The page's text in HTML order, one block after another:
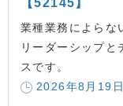
【52145】
業種業務によらな
リーダーシップと
スです。
2026年8月19